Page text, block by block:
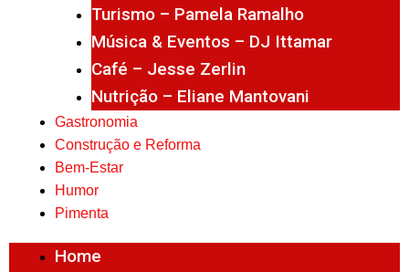
Turismo – Pamela Ramalho
Música & Eventos – DJ Ittamar
Café – Jesse Zerlin
Nutrição – Eliane Mantovani
Gastronomia
Construção e Reforma
Bem-Estar
Humor
Pimenta
Home